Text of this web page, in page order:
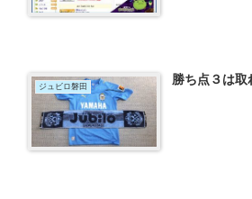
ジュビロ磐田 勝ち点３は取